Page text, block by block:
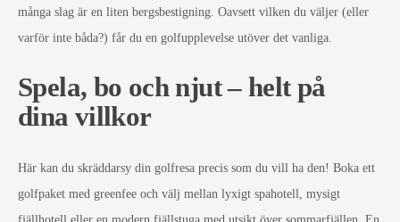
många slag är en liten bergsbestigning. Oavsett vilken du väljer (eller
varför inte båda?) får du en golfupplevelse utöver det vanliga.
Spela, bo och njut – helt på
dina villkor
Här kan du skräddarsy din golfresa precis som du vill ha den! Boka ett
golfpaket med greenfee och välj mellan lyxigt spahotell, mysigt